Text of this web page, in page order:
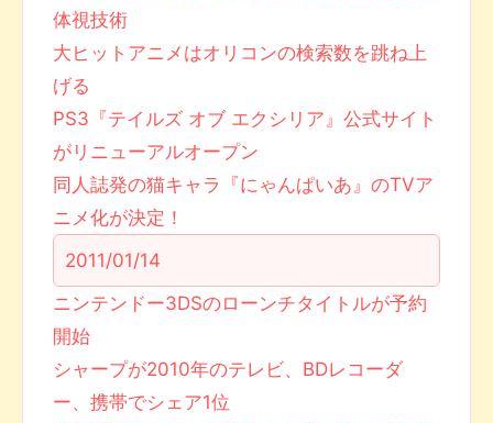
体視技術
大ヒットアニメはオリコンの検索数を跳ね上
げる
PS3『テイルズ オブ エクシリア』公式サイト
がリニューアルオープン
同人誌発の猫キャラ『にゃんぱいあ』のTVア
ニメ化が決定！
2011/01/14
ニンテンドー3DSのローンチタイトルが予約
開始
シャープが2010年のテレビ、BDレコーダ
ー、携帯でシェア1位